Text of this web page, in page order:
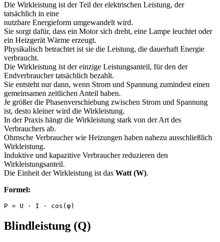
Die Wirkleistung ist der Teil der elektrischen Leistung, der
tatsächlich in eine
nutzbare Energieform umgewandelt wird.
Sie sorgt dafür, dass ein Motor sich dreht, eine Lampe leuchtet oder
ein Heizgerät Wärme erzeugt.
Physikalisch betrachtet ist sie die Leistung, die dauerhaft Energie
verbraucht.
Die Wirkleistung ist der einzige Leistungsanteil, für den der
Endverbraucher tatsächlich bezahlt.
Sie entsteht nur dann, wenn Strom und Spannung zumindest einen
gemeinsamen zeitlichen Anteil haben.
Je größer die Phasenverschiebung zwischen Strom und Spannung
ist, desto kleiner wird die Wirkleistung.
In der Praxis hängt die Wirkleistung stark von der Art des
Verbrauchers ab.
Ohmsche Verbraucher wie Heizungen haben nahezu ausschließlich
Wirkleistung.
Induktive und kapazitive Verbraucher reduzieren den
Wirkleistungsanteil.
Die Einheit der Wirkleistung ist das Watt (W).
Formel:
P = U · I · cos(φ)
Blindleistung (Q)